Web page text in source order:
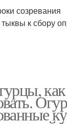
созревания
тыквы к сбору
как